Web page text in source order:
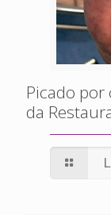
Picado
da